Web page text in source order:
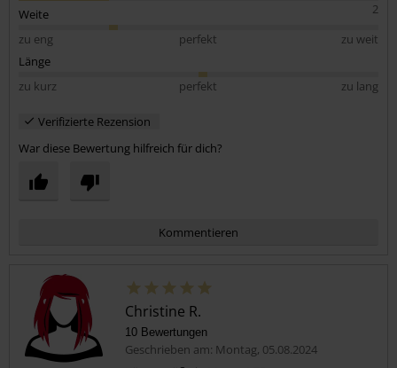
2
Weite
zu eng
perfekt
zu weit
Länge
zu kurz
perfekt zu lang
Verifizierte Rezension
War diese Bewertung hilfreich für dich?
Kommentieren
Christine R.
10 Bewertungen
Geschrieben am: Montag, 05.08.2024